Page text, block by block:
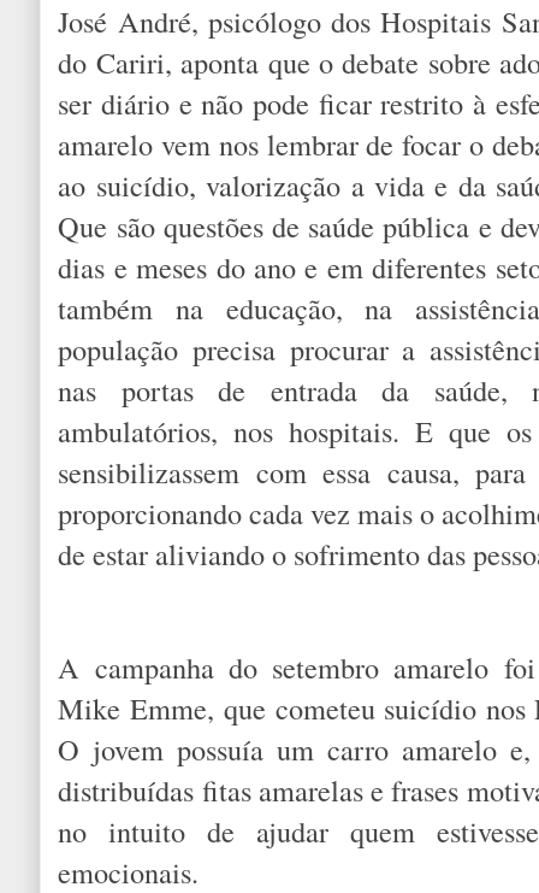
José André, psicólogo dos Hospitais
do Cariri, aponta que o debate sobre
ser diário e não pode ficar restrito à
amarelo vem nos lembrar de focar o
ao suicídio, valorização a vida e da
Que são questões de saúde pública e
dias e meses do ano e em diferentes
também na educação, na
população precisa procurar a
nas portas de entrada da saúde,
ambulatórios, nos hospitais. E que
sensibilizassem com essa causa,
proporcionando cada vez mais o
de estar aliviando o sofrimento das
A campanha do setembro amarelo
Mike Emme, que cometeu suicídio nos
O jovem possuía um carro amarelo
distribuídas fitas amarelas e frases
no intuito de ajudar quem
emocionais.